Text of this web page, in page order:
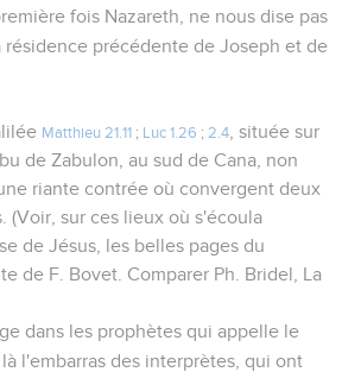
fois Nazareth, ne nous dise pas
précédente de Joseph et de
Matthieu 21.11 ; Luc 1.26 ; 2.4
, située sur
de Zabulon, au sud de Cana, non
riante contrée où convergent deux
(Voir, sur ces lieux où s'écoula
de Jésus, les belles pages du
de F. Bovet. Comparer Ph. Bridel, La
dans les prophètes qui appelle le
là l'embarras des interprètes, qui ont